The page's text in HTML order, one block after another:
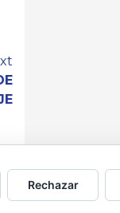
Rechazar